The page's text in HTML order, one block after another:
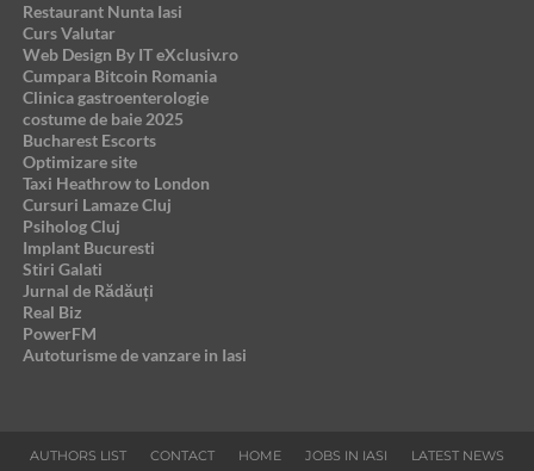
Restaurant Nunta Iasi
Curs Valutar
Web Design By IT eXclusiv.ro
Cumpara Bitcoin Romania
Clinica gastroenterologie
costume de baie 2025
Bucharest Escorts
Optimizare site
Taxi Heathrow to London
Cursuri Lamaze Cluj
Psiholog Cluj
Implant Bucuresti
Stiri Galati
Jurnal de Rădăuți
Real Biz
PowerFM
Autoturisme de vanzare in Iasi
AUTHORS LIST CONTACT HOME JOBS IN IASI
LATEST NEWS